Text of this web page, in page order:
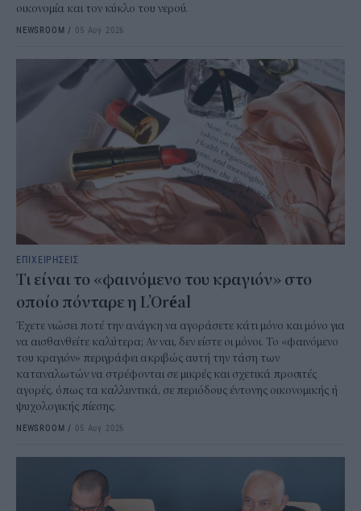
οικονομία και τον κύκλο του νερού.
NEWSROOM / 05 Αυγ 2026
ΕΠΙΧΕΙΡΗΣΕΙΣ
Τι είναι το «φαινόμενο του κραγιόν» στο
οποίο πόνταρε η L’Oréal
Έχετε νιώσει ποτέ την ανάγκη να αγοράσετε κάτι μόνο και μόνο για
να αισθανθείτε καλύτερα; Αν ναι, δεν είστε οι μόνοι. Το «φαινόμενο
του κραγιόν» περιγράφει ακριβώς αυτή την τάση των
καταναλωτών να στρέφονται σε μικρές και σχετικά προσιτές
αγορές, όπως τα καλλυντικά, σε περιόδους έντονης οικονομικής ή
ψυχολογικής πίεσης.
NEWSROOM / 05 Αυγ 2026